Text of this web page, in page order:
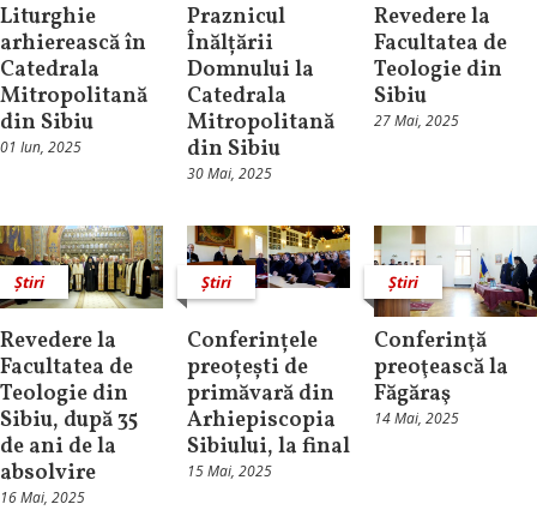
Liturghie
arhierească în
Catedrala
Mitropolitană
din Sibiu
01 Iun, 2025
Praznicul
Înălțării
Domnului la
Catedrala
Mitropolitană
din Sibiu
30 Mai, 2025
Revedere la
Facultatea de
Teologie din
Sibiu
27 Mai, 2025
Știri
Revedere la
Facultatea de
Teologie din
Sibiu, după 35
de ani de la
absolvire
16 Mai, 2025
Știri
Conferințele
preoțești de
primăvară din
Arhiepiscopia
Sibiului, la final
15 Mai, 2025
Știri
Conferinţă
preoţească la
Făgăraş
14 Mai, 2025